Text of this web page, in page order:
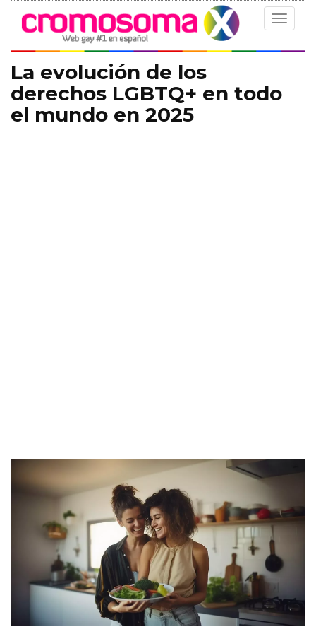
Toggle
La evolución de los
derechos LGBTQ+ en todo
el mundo en 2025